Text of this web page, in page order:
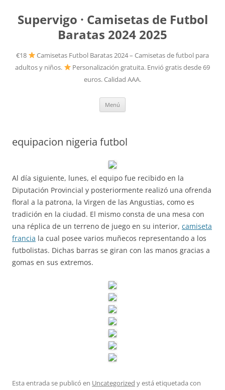
Supervigo · Camisetas de Futbol
Baratas 2024 2025
€18
Camisetas Futbol Baratas 2024 – Camisetas de futbol para
adultos y niños.
Personalización gratuita. Envió gratis desde 69
euros. Calidad AAA.
Menú
equipacion nigeria futbol
Al día siguiente, lunes, el equipo fue recibido en la
Diputación Provincial y posteriormente realizó una ofrenda
floral a la patrona, la Virgen de las Angustias, como es
tradición en la ciudad. El mismo consta de una mesa con
una réplica de un terreno de juego en su interior, camiseta
francia la cual posee varios muñecos representando a los
futbolistas. Dichas barras se giran con las manos gracias a
gomas en sus extremos.
Esta entrada se publicó en Uncategorized y está etiquetada con